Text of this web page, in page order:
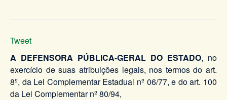
Tweet
A DEFENSORA PÚBLICA-GERAL DO ESTADO, no
exercício de suas atribuições legais, nos termos do art.
8º, da Lei Complementar Estadual nº 06/77, e do art. 100
da Lei Complementar nº 80/94,